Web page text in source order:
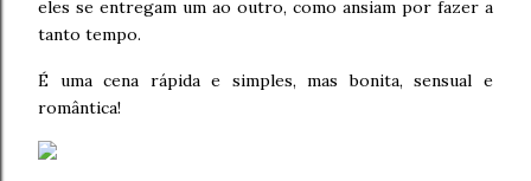
eles se entregam um ao outro, como ansiam por fazer a
tanto tempo.
É uma cena rápida e simples, mas bonita, sensual e
romântica!